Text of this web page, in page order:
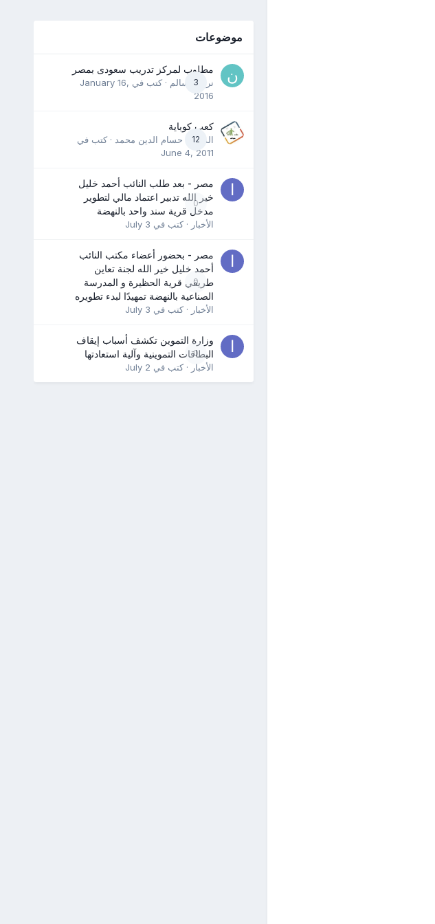
موضوعات
3
مطلوب لمركز تدريب سعودى بمصر
نرمين سالم · كتب في January 16,
2016
12
كعب كوباية
المدرب حسام الدين محمد · كتب في
June 4, 2011
0
مصر - بعد طلب النائب أحمد خليل
خير الله تدبير اعتماد مالي لتطوير
مدخل قرية سند واحد بالنهضة
الأخبار · كتب في July 3
0
مصر - بحضور أعضاء مكتب النائب
أحمد خليل خير الله لجنة تعاين
طريقي قرية الحظيرة و المدرسة
الصناعية بالنهضة تمهيدًا لبدء تطويره
الأخبار · كتب في July 3
0
وزارة التموين تكشف أسباب إيقاف
البطاقات التموينية وآلية استعادتها
الأخبار · كتب في July 2